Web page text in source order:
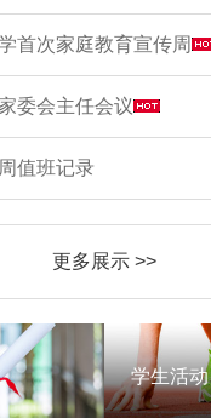
首次家庭教育宣传周
委会主任会议
值班记录
更多展示 >>
学生活动